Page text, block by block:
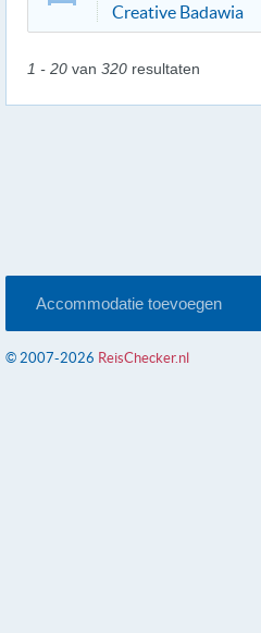
Creative Badawia
1 - 20 van 320 resultaten
Accommodatie toevoegen
© 2007-2026 ReisChecker.nl